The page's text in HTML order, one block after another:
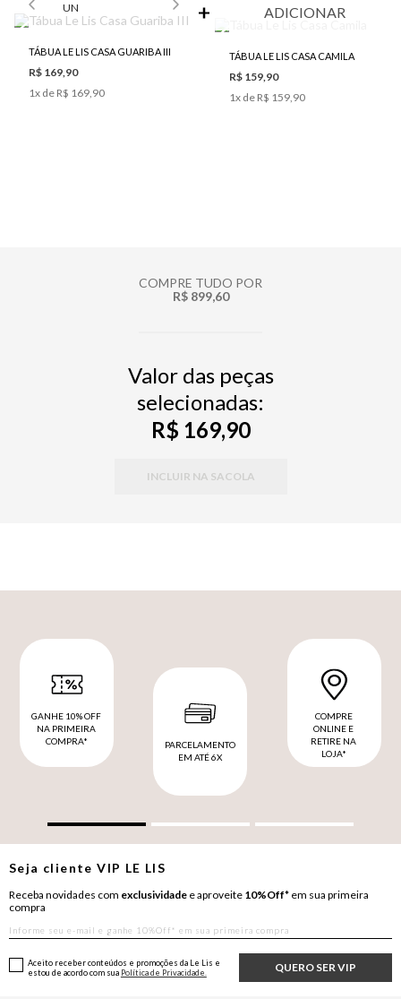
UN
TÁBUA LE LIS CASA GUARIBA III
R$ 169,90
1x de R$ 169,90
ADICIONAR
TÁBUA LE LIS CASA CAMILA
R$ 159,90
1x de R$ 159,90
COMPRE TUDO POR
R$ 899,60
Valor das peças
selecionadas:
R$ 169,90
INCLUIR NA SACOLA
GANHE 10% OFF
NA PRIMEIRA
COMPRA*
PARCELAMENTO
EM ATÉ 6X
COMPRE
ONLINE E
RETIRE NA
LOJA*
Seja clienteVIP LE LIS
Receba novidades com exclusividade e aproveite 10%Off* em sua primeira
compra
QUERO SER VIP
Aceito receber conteúdos e promoções da Le Lis e
estou de acordo com sua Política de Privacidade.